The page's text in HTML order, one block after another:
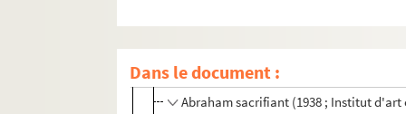
Dans le document :
Judas (1937 ; Sorbonne)
La jalousie du barbouillé (1937 ; New
Abraham sacrifiant (1938 ; Institut